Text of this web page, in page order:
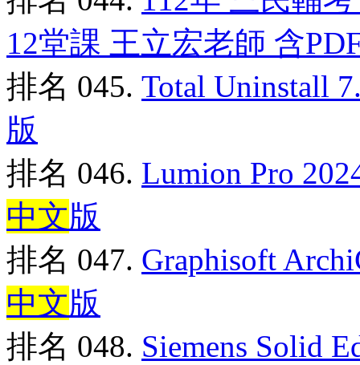
12堂課 王立宏老師 含
排名 045. Total Uninstall
版
排名 046. Lumion Pro
中文版
排名 047. Graphisoft
中文版
排名 048. Siemens Solid